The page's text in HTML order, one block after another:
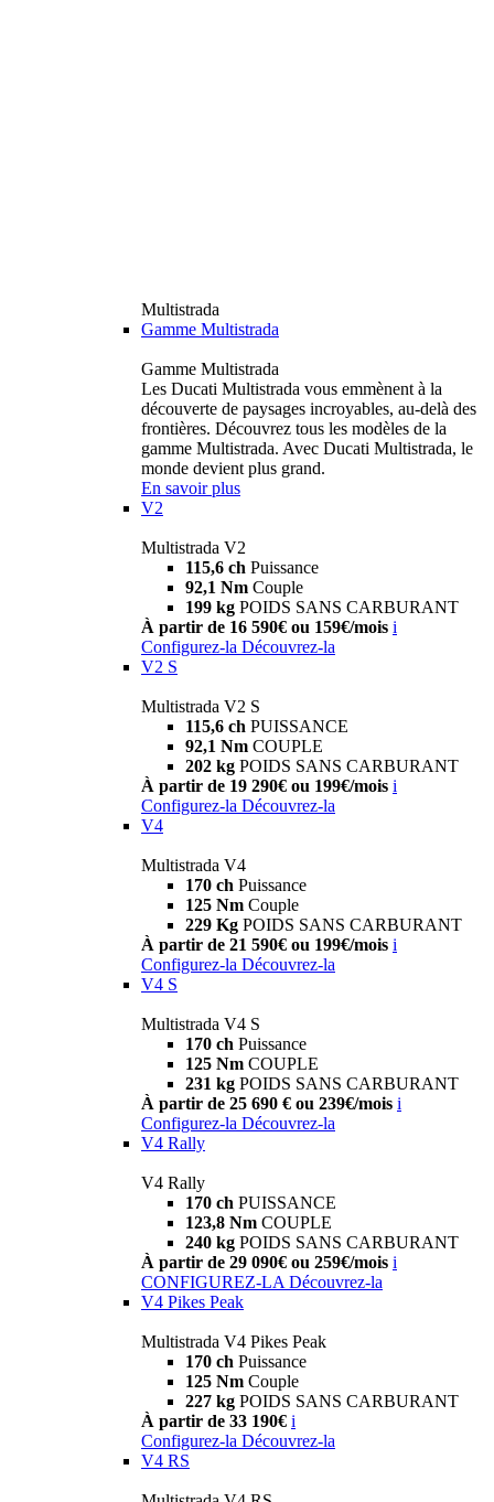
Multistrada
Gamme Multistrada
Gamme Multistrada
Les Ducati Multistrada vous emmènent à la
découverte de paysages incroyables, au-delà des
frontières. Découvrez tous les modèles de la
gamme Multistrada. Avec Ducati Multistrada, le
monde devient plus grand.
En savoir plus
V2
Multistrada V2
115,6 ch Puissance
92,1 Nm Couple
199 kg POIDS SANS CARBURANT
À partir de 16 590€ ou 159€/mois i
Configurez-la Découvrez-la
V2 S
Multistrada V2 S
115,6 ch PUISSANCE
92,1 Nm COUPLE
202 kg POIDS SANS CARBURANT
À partir de 19 290€ ou 199€/mois i
Configurez-la Découvrez-la
V4
Multistrada V4
170 ch Puissance
125 Nm Couple
229 Kg POIDS SANS CARBURANT
À partir de 21 590€ ou 199€/mois i
Configurez-la Découvrez-la
V4 S
Multistrada V4 S
170 ch Puissance
125 Nm COUPLE
231 kg POIDS SANS CARBURANT
À partir de 25 690 € ou 239€/mois i
Configurez-la Découvrez-la
V4 Rally
V4 Rally
170 ch PUISSANCE
123,8 Nm COUPLE
240 kg POIDS SANS CARBURANT
À partir de 29 090€ ou 259€/mois i
CONFIGUREZ-LA Découvrez-la
V4 Pikes Peak
Multistrada V4 Pikes Peak
170 ch Puissance
125 Nm Couple
227 kg POIDS SANS CARBURANT
À partir de 33 190€ i
Configurez-la Découvrez-la
V4 RS